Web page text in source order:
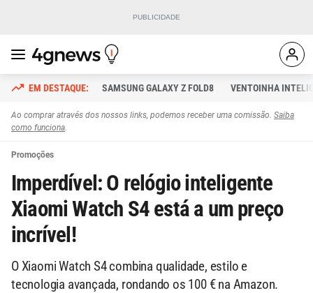
SAMSUNG GALAXY Z FOLD8 VENTOINHA
Ao comprar através dos nossos links, podemos receber uma comissão. Saiba
como funciona.
Promoções
Imperdível: O relógio inteligente
Xiaomi Watch S4 está a um preço
incrível!
O Xiaomi Watch S4 combina qualidade, estilo e
tecnologia avançada, rondando os 100 € na Amazon.